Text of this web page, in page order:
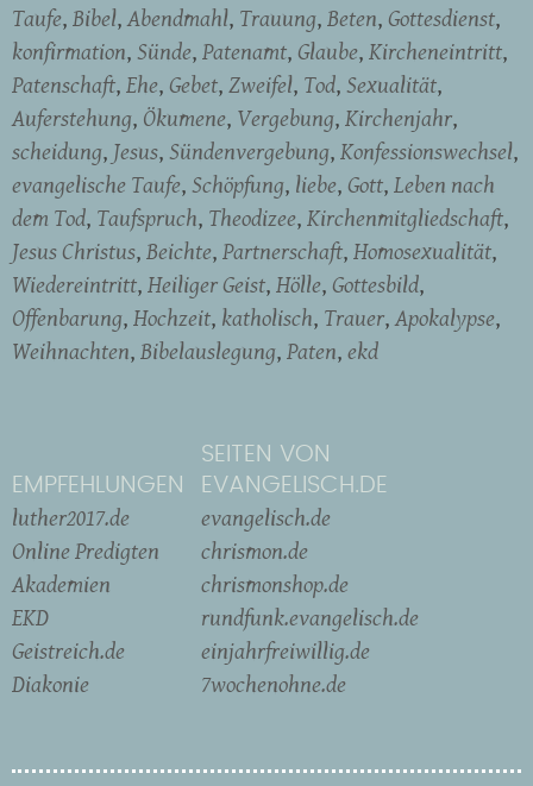
Taufe Bibel Abendmahl Trauung Beten Gottesdienst
konfirmation Sünde Patenamt Glaube Kircheneintritt
Patenschaft Ehe Gebet Zweifel Tod Sexualität
Auferstehung Ökumene Vergebung Kirchenjahr
scheidung Jesus Sündenvergebung Konfessionswechsel
evangelische Taufe Schöpfung liebe Gott Leben nach
dem Tod Taufspruch Theodizee Kirchenmitgliedschaft
Jesus Christus Beichte Partnerschaft Homosexualität
Wiedereintritt Heiliger Geist Hölle Gottesbild
Offenbarung Hochzeit katholisch Trauer Apokalypse
Weihnachten Bibelauslegung Paten ekd
EMPFEHLUNGEN
luther2017.de
Online Predigten
Akademien
EKD
Geistreich.de
Diakonie
SEITEN VON
EVANGELISCH.DE
evangelisch.de
chrismon.de
chrismonshop.de
rundfunk.evangelisch.de
einjahrfreiwillig.de
7wochenohne.de